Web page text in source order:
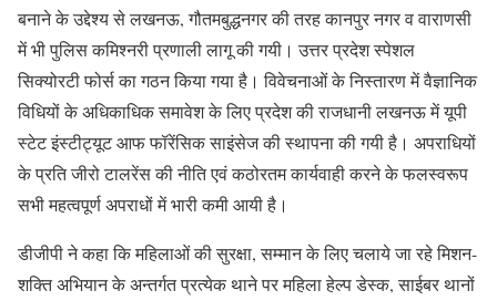
बनाने के उद्देश्य से लखनऊ, गौतमबुद्धनगर की तरह कानपुर नगर व वाराणसी
में भी पुलिस कमिश्नरी प्रणाली लागू की गयी। उत्तर प्रदेश स्पेशल
सिक्योरटी फोर्स का गठन किया गया है। विवेचनाओं के निस्तारण में वैज्ञानिक
विधियों के अधिकाधिक समावेश के लिए प्रदेश की राजधानी लखनऊ में यूपी
स्टेट इंस्टीट्यूट आफ फॉरेंसिक साइंसेज की स्थापना की गयी है। अपराधियों
के प्रति जीरो टालरेंस की नीति एवं कठोरतम कार्यवाही करने के फलस्वरूप
सभी महत्वपूर्ण अपराधों में भारी कमी आयी है।
डीजीपी ने कहा कि महिलाओं की सुरक्षा, सम्मान के लिए चलाये जा रहे मिशन-
शक्ति अभियान के अन्तर्गत प्रत्येक थाने पर महिला हेल्प डेस्क, साईबर थानों